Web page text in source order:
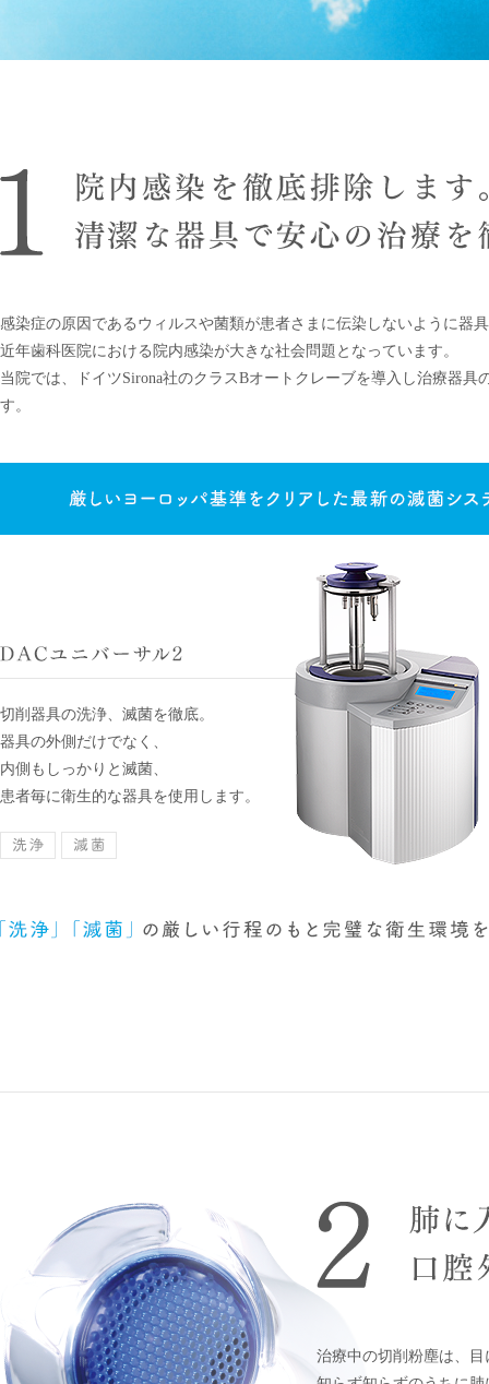
感染症の原因であるウィルスや菌類が患者さまに伝染しないように器
近年歯科医院における院内感染が大きな社会問題となっています。
当院では、ドイツSirona社のクラスBオートクレーブを導入し治療器具
す。
切削器具の洗浄、滅菌を徹底。
器具の外側だけでなく、
内側もしっかりと滅菌、
患者毎に衛生的な器具を使用します。
治療中の切削粉塵は、